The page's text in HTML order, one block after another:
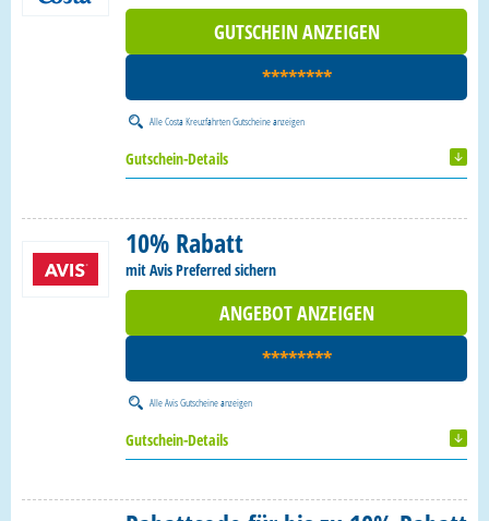
GUTSCHEIN ANZEIGEN
********
AlleCosta Kreuzfahrten Gutscheineanzeigen
Gutschein-Details
10% Rabatt
mit Avis Preferred sichern
ANGEBOT ANZEIGEN
********
AlleAvis Gutscheineanzeigen
Gutschein-Details